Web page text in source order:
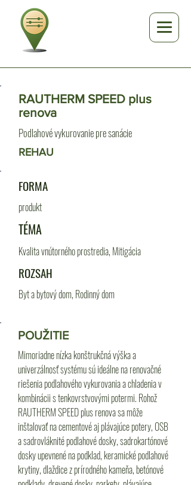
RAUTHERM SPEED plus
renova
Podlahové vykurovanie pre sanácie
REHAU
FORMA
produkt
TÉMA
Kvalita vnútorného prostredia, Mitigácia
ROZSAH
Byt a bytový dom, Rodinný dom
POUŽITIE
Mimoriadne nízka konštrukčná výška a
univerzálnosť systému sú ideálne na renovačné
riešenia podlahového vykurovania a chladenia v
kombinácii s tenkovrstvovými potermi. Rohož
RAUTHERM SPEED plus renova sa môže
inštalovať na cementové aj plávajúce potery, OSB
a sadrovláknité podlahové dosky, sadrokartónové
dosky upevnené na podklad, keramické podlahové
krytiny, dlaždice z prírodného kameňa, betónové